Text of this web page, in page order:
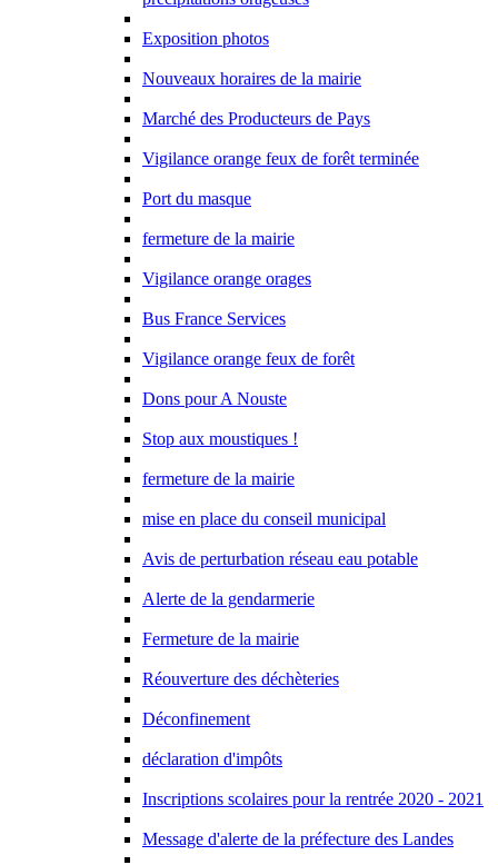
Exposition photos
Nouveaux horaires de la mairie
Marché des Producteurs de Pays
Vigilance orange feux de forêt terminée
Port du masque
fermeture de la mairie
Vigilance orange orages
Bus France Services
Vigilance orange feux de forêt
Dons pour A Nouste
Stop aux moustiques !
fermeture de la mairie
mise en place du conseil municipal
Avis de perturbation réseau eau potable
Alerte de la gendarmerie
Fermeture de la mairie
Réouverture des déchèteries
Déconfinement
déclaration d'impôts
Inscriptions scolaires pour la rentrée 2020 - 2021
Message d'alerte de la préfecture des Landes